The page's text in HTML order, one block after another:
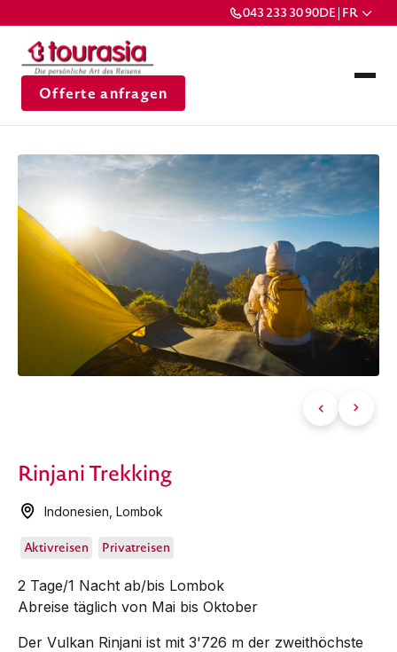
043 233 30 90DE | FR
Offerte anfragen
Rinjani Trekking
Indonesien ,Lombok
Aktivreisen Privatreisen
2 Tage/1 Nacht ab/bis Lombok
Abreise täglich von Mai bis Oktober
Der Vulkan Rinjani ist mit 3'726 m der zweithöchste